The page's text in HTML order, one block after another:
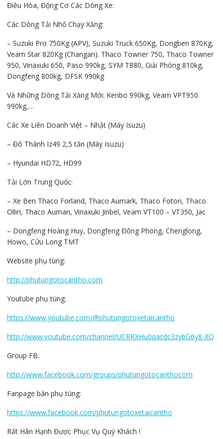
Điều Hòa, Động Cơ Các Dòng Xe:
Các Dòng Tải Nhỏ Chạy Xăng:
– Suzuki Pro 750Kg (APV), Suzuki Truck 650Kg, Dongben 870Kg,
Veam Star 820Kg (Changan). Thaco Towner 750, Thaco Towner
950, Vinaxuki 650, Paso 990kg, SYM T880, Giải Phóng 810kg,
Dongfeng 800kg, DFSK 990kg
Và Những Dòng Tải Xăng Mới: Kenbo 990kg, Veam VPT950
990kg,…
Các Xe Liên Doanh Việt – Nhật (Máy Isuzu)
– Đô Thành Iz49 2,5 tấn (Máy Isuzu)
– Hyundai HD72, HD99
Tải Lớn Trung Quốc:
– Xe Ben Thaco Forland, Thaco Aumark, Thaco Foton, Thaco
Ollin, Thaco Auman, Vinaxuki Jinbel, Veam VT100 – VT350, Jac
– Dongfeng Hoàng Huy, Dongfeng Đông Phong, Chenglong,
Howo, Cửu Long TMT
Website phụ tùng:
http://phutungotocantho.com
Youtube phụ tùng:
https://www.youtube.com/@phutungotoxetaicantho
http://www.youtube.com/channel/UCRKXHu0qacdc3zybG6y8-XQ
Group FB:
http://www.facebook.com/groups/phutungotocanthocom
Fanpage bán phụ tùng:
https://www.facebook.com/phutungotoxetaicantho
Rất Hân Hạnh Được Phục Vụ Quý Khách !